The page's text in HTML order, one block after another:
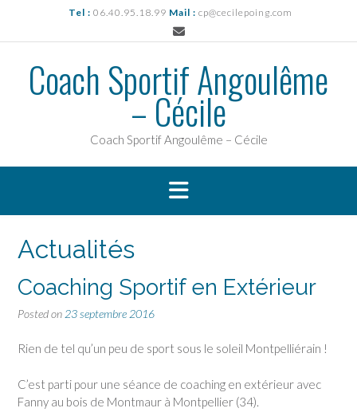
content
Tel : 06.40.95.18.99 Mail : cp@cecilepoing.com
Coach Sportif Angoulême
– Cécile
Coach Sportif Angoulême – Cécile
Actualités
Coaching Sportif en Extérieur
Posted on 23 septembre 2016
Rien de tel qu’un peu de sport sous le soleil Montpelliérain !
C’est parti pour une séance de coaching en extérieur avec
Fanny au bois de Montmaur à Montpellier (34).